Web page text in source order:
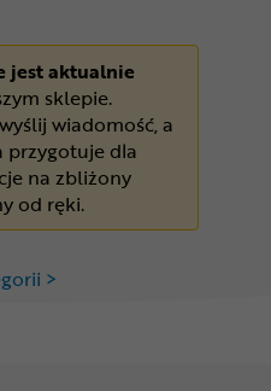
jest aktualnie
sklepie.
wiadomość, a
przygotuje dla
na zbliżony
od ręki.
>